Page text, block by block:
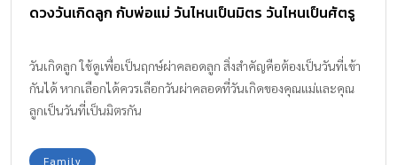
ดวงวันเกิดลูก กับพ่อแม่ วันไหนเป็นมิตร วันไหนเป็นศัตรู
วันเกิดลูก ใช้ดูเพื่อเป็นฤกษ์ผ่าคลอดลูก สิ่งสำคัญคือต้องเป็นวันที่เข้า
กันได้ หากเลือกได้ควรเลือกวันผ่าคลอดที่วันเกิดของคุณแม่และคุณ
ลูกเป็นวันที่เป็นมิตรกัน
Family